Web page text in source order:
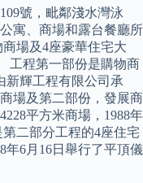
號，毗鄰淺水灣泳
寓、商場和露台餐廳所
場及4座豪華住宅大
工程第一部份是購物商
新輝工程有限公司承
場及第二部份，發展商
平方米商場，1988年
二部分工程的4座住宅
年6月16日舉行了平頂儀